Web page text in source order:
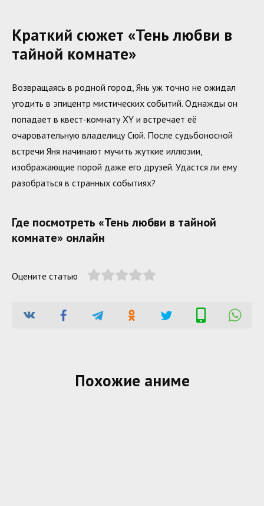
Краткий сюжет «Тень любви в
тайной комнате»
Возвращаясь в родной город, Янь уж точно не ожидал
угодить в эпицентр мистических событий. Однажды он
попадает в квест-комнату XY и встречает её
очаровательную владелицу Сюй. После судьбоносной
встречи Яня начинают мучить жуткие иллюзии,
изображающие порой даже его друзей. Удастся ли ему
разобраться в странных событиях?
Где посмотреть «Тень любви в тайной
комнате» онлайн
Оцените статью
Похожие аниме